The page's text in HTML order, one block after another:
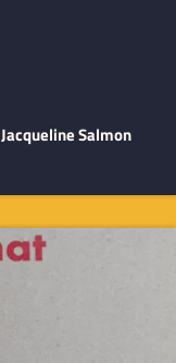
Jacqueline Salmon